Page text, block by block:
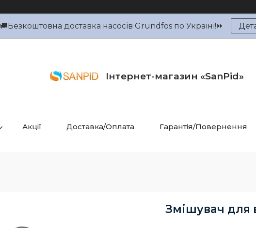
🚚Безкоштовна доставка насосів Grundfos по Україні!⏩
Інтернет-магазин «SanPid»
Акції Доставка/Оплата Гарантія/Повернення
Змішувач для